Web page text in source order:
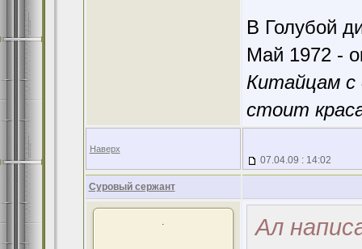
В Голубой
Май 1972 -
Китайцам с
стоит
Наверх
07.04.09 : 14:02
Суровый сержант
. Ал